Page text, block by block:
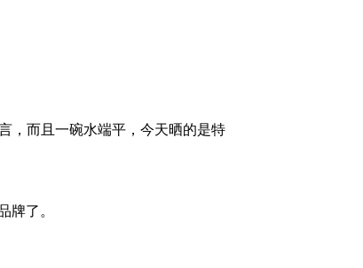
，而且一碗水端平，今天晒的是特
牌了。